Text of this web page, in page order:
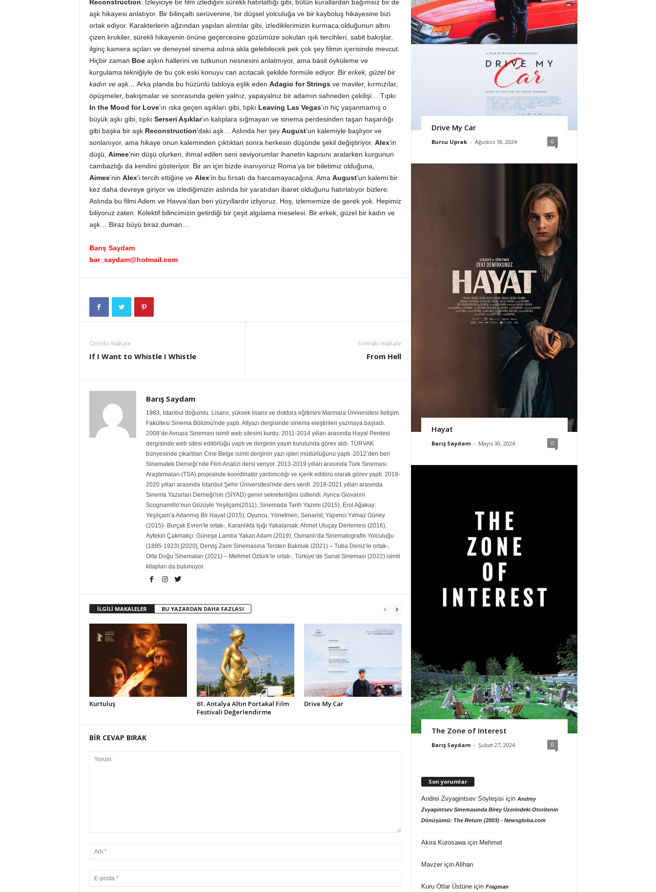
Reconstruction . İzleyiciye bir film izlediğini sürekli hatırlattığı gibi, bütün kurallardan bağımsız bir de
aşk hikayesi anlatıyor. Bir bilinçaltı serüvenine, bir düşsel yolculuğa ve bir kayboluş hikayesine bizi
ortak ediyor. Karakterlerin ağzından yapılan alıntılar gibi, izlediklerimizin kurmaca olduğunun altını
çizen krokiler, sürekli hikayenin önüne geçercesine gözümüze sokulan ışık tercihleri, sabit bakışlar,
ilginç kamera açıları ve deneysel sinema adına akla gelebilecek pek çok şey filmin içerisinde mevcut.
Hiçbir zaman Boeaşkın hallerini ve tutkunun nesnesini anlatmıyor, ama basit öyküleme ve
kurgulama tekniğiyle de bu çok eski konuyu can acıtacak şekilde formüle ediyor. Bir erkek, güzel bir
kadın ve aşk… Arka planda bu hüzünlü tabloya eşlik eden Adagio for Stringsve maviler, kırmızılar,
öpüşmeler, bakışmalar ve sonrasında gelen yalnız, yapayalnız bir adamın sahneden çekilişi… Tıpkı
In the Mood for Love’ın ıska geçen aşıkları gibi, tıpkı Leaving Las Vegas’ın hiç yaşanmamış o
büyük aşkı gibi, tıpkı Serseri Aşıklar‘ın kalıplara sığmayan ve sinema perdesinden taşan haşarılığı
gibi başka bir aşk Reconstruction’daki aşk… Aslında her şey August’un kalemiyle başlıyor ve
sonlanıyor, ama hikaye onun kaleminden çıktıktan sonra herkesin düşünde şekil değiştiriyor. Alex’in
düşü, Aimee’nin düşü olurken, ihmal edilen seni seviyorumlar ihanetin kapısını aralarken kurgunun
cambazlığı da kendini gösteriyor. Bir an için bizde inanıyoruz Roma’ya bir biletimiz olduğuna,
Aimee’nin Alex’i tercih ettiğine ve Alex’in bu fırsatı da harcamayacağına. Ama August’un kalemi bir
kez daha devreye giriyor ve izlediğimizin aslında bir yaratıdan ibaret olduğunu hatırlatıyor bizlere.
Aslında bu filmi Adem ve Havva’dan beri yüzyıllardır izliyoruz. Hoş, izlememize de gerek yok. Hepimiz
biliyoruz zaten. Kolektif bilincimizin getirdiği bir çeşit algılama meselesi. Bir erkek, güzel bir kadın ve
aşk… Biraz büyü biraz duman…
Barış Saydam
bar_saydam@hotmail.com
Önceki makale
If I Want to Whistle I Whistle
Sonraki makale
From Hell
Barış Saydam
1983, İstanbul doğumlu. Lisans, yüksek lisans ve doktora eğitimini Marmara Üniversitesi İletişim
Fakültesi Sinema Bölümü'nde yaptı. Altyazı dergisinde sinema eleştirileri yazmaya başladı.
2008’de Avrupa Sineması isimli web sitesini kurdu. 2011-2014 yılları arasında Hayal Perdesi
dergisinde web sitesi editörlüğü yaptı ve derginin yayın kurulunda görev aldı. TÜRVAK
bünyesinde çıkartılan Cine Belge isimli derginin yazı işleri müdürlüğünü yaptı. 2012’den beri
Sinematek Derneği’nde Film Analizi dersi veriyor. 2013-2019 yılları arasında Türk Sineması
Araştırmaları (TSA) projesinde koordinatör yardımcılığı ve içerik editörü olarak görev yaptı. 2018-
2020 yılları arasında İstanbul Şehir Üniversitesi'nde ders verdi. 2018-2021 yılları arasında
Sinema Yazarları Derneği'nin (SİYAD) genel sekreterliğini üstlendi. Ayrıca Giovanni
Scognamillo’nun Gözüyle Yeşilçam(2011), Sinemada Tarih Yazımı (2015), Erol Ağakay:
Yeşilçam’a Adanmış Bir Hayat (2015), Oyuncu, Yönetmen, Senarist, Yapımcı Yılmaz Güney
(2015)- Burçak Evren'le ortak-, Karanlıkta Işığı Yakalamak: Ahmet Uluçay Derlemesi (2016),
Aytekin Çakmakçı: Güneşe Lamba Yakan Adam (2019), Osmanlı’da Sinematografın Yolculuğu
(1895-1923) [2020], Derviş Zaim Sinemasına Tersten Bakmak (2021) – Tuba Deniz’le ortak-,
Orta Doğu Sinemaları (2021) – Mehmet Öztürk’le ortak-, Türkiye’de Sanat Sineması (2022) isimli
kitapları da bulunuyor.
İLGİLİ MAKALELER BU YAZARDAN DAHA FAZLASI
Kurtuluş
61. Antalya Altın Portakal Film
Festivali Değerlendirme
Drive My Car
BİR CEVAP BIRAK
Drive My Car
Burcu Uprak - Ağustos 18, 2024 0
Hayat
Barış Saydam - Mayıs 30, 2024 0
The Zone of Interest
Barış Saydam - Şubat 27, 2024 0
Son yorumlar
Andrei Zvyagintsev Söyleşisi için Andrey
Zvyagintsev Sinemasında Birey Üzerindeki Otoritenin
Dönüşümü: The Return (2003) - Newsgloba.com
Akira Kurosawaiçin Mehmet
Mavzeriçin Alihan
Kuru Otlar Üstüneiçin Fragman